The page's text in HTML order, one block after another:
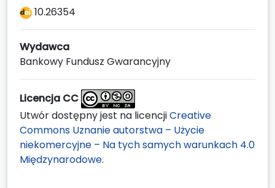
10.26354
Wydawca
Bankowy Fundusz Gwarancyjny
Licencja CC
Utwór dostępny jest na licencjiCreative
Commons Uznanie autorstwa – Użycie
niekomercyjne – Na tych samych warunkach 4.0
Międzynarodowe.